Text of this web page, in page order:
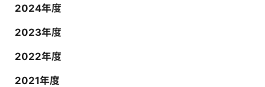
2024年度
2023年度
2022年度
2021年度